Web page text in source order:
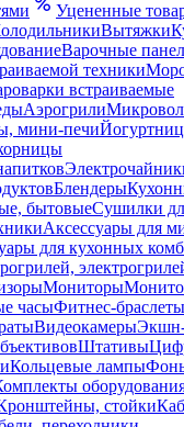
Уцененные
Вытяжки
Варочные
техники
встраиваемые
Аэрогрили
мини-печи
Блендеры
бытовыеСушилки
Аксессуары для
для кухонных
Мониторы
часыФитнес-браслеты
Видеокамеры
Штативы
Кольцевые лампы
стойки